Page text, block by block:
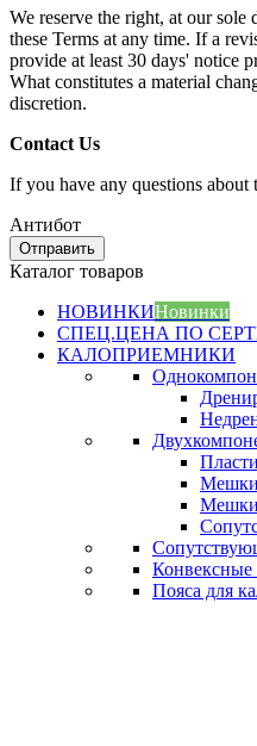
We reserve the right, at our
these Terms at any time. If a
provide at least 30 days' notice
What constitutes a material
discretion.
Contact Us
If you have any questions about
Антибот
Отправить
Каталог товаров
НОВИНКИНовинки
СПЕЦ.ЦЕНА ПО
КАЛОПРИЕМНИКИ
Мешки
Мешки
Конвексные
Пояса для